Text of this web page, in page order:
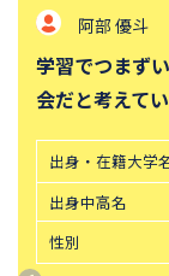
攻玉社中学校
三田国際科学
高輪中学校
桐朋中学校
青山学院横浜
法政大学第二
東京都立桜修
阿部 優斗
学習でつまず
会だと考えてい
出身・在籍大学
出身中高名
性別